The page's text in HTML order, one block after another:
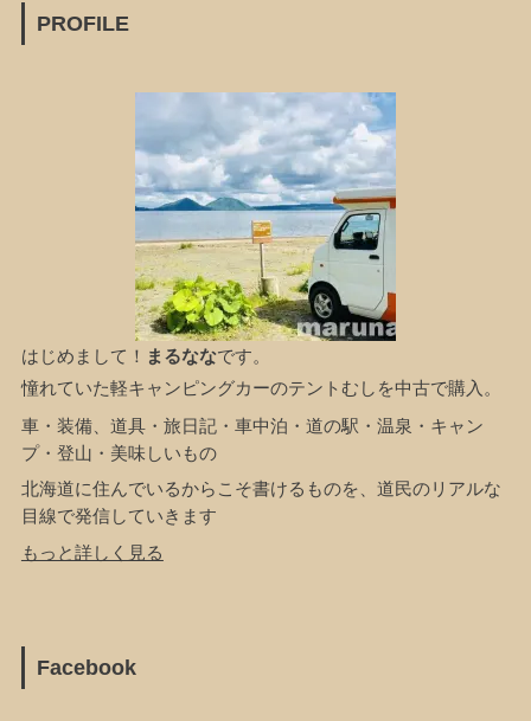
PROFILE
はじめまして！ まるななです。
憧れていた軽キャンピングカーのテントむしを中古で購入。
車・装備、道具・旅日記・車中泊・道の駅・温泉・キャン
プ・登山・美味しいもの
北海道に住んでいるからこそ書けるものを、道民のリアルな
目線で発信していきます
もっと詳しく見る
Facebook